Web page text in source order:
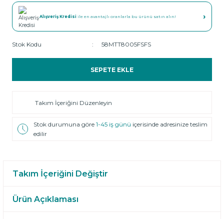
Alışveriş Kredisi ile en avantajlı oranlarla bu ürünü satın alın! ›
Stok Kodu 58MTT8005FSFS
SEPETE EKLE
Takım İçeriğini Düzenleyin
Stok durumuna göre1-45 iş günü içerisinde adresinize teslim
edilir
Takım İçeriğini Değiştir
Ürün Açıklaması